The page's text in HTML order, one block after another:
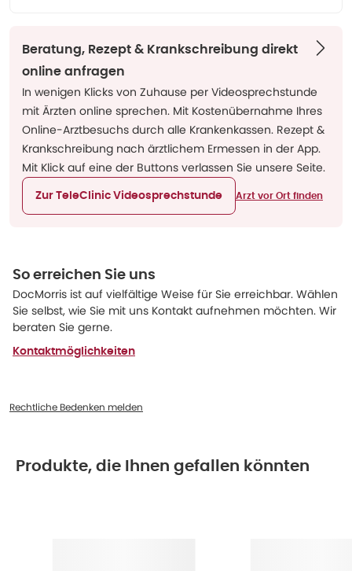
Beratung, Rezept & Krankschreibung direkt
online anfragen
In wenigen Klicks von Zuhause per Videosprechstunde
mit Ärzten online sprechen. Mit Kostenübernahme Ihres
Online-Arztbesuchs durch alle Krankenkassen. Rezept &
Krankschreibung nach ärztlichem Ermessen in der App.
Mit Klick auf eine der Buttons verlassen Sie unsere Seite.
Zur TeleClinic Videosprechstunde Arzt vor Ort finden
So erreichen Sie uns
DocMorris ist auf vielfältige Weise für Sie erreichbar. Wählen
Sie selbst, wie Sie mit uns Kontakt aufnehmen möchten. Wir
beraten Sie gerne.
Kontaktmöglichkeiten
Rechtliche Bedenken melden
Produkte, die Ihnen gefallen könnten